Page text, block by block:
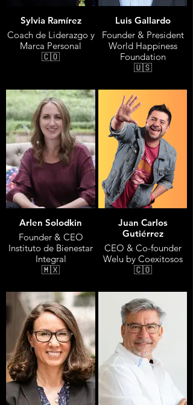
Sylvia Ramírez
Coach de Liderazgo y
Marca Personal
🇨🇴
Luis Gallardo
Founder & President
World Happiness
Foundation
🇺🇸
Arlen Solodkin
Founder & CEO
Instituto de Bienestar
Integral
🇲🇽
Juan Carlos
Gutiérrez
CEO & Co-founder
Welu by Coexitosos
🇨🇴